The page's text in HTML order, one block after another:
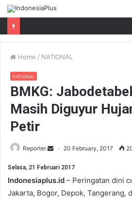
Home / NATIONAL
NATIONAL
BMKG:
Masih Diguyur
Petir
Reporter 20 February, 2017
Selasa, 21 Februari 2017
Indonesiaplus.id – Peringatan dini
Jakarta, Bogor, Depok, Tangerang,